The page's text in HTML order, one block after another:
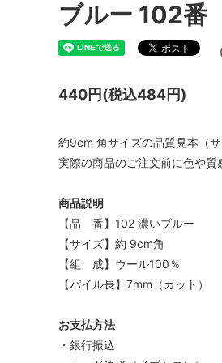
ブルー 102番
440円(税込484円)
約9cm 角サイズの品質見本（サ
実際の商品のご注文前に色や
商品説明
【品 番】102 濃いブルー
【サイズ】約 9cm角
【組 成】ウール100％
【パイル長】7mm（カット）
お支払方法
・銀行振込